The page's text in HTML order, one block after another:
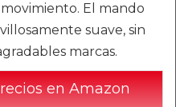
El mando
suave, sin
marcas.
en Amazon